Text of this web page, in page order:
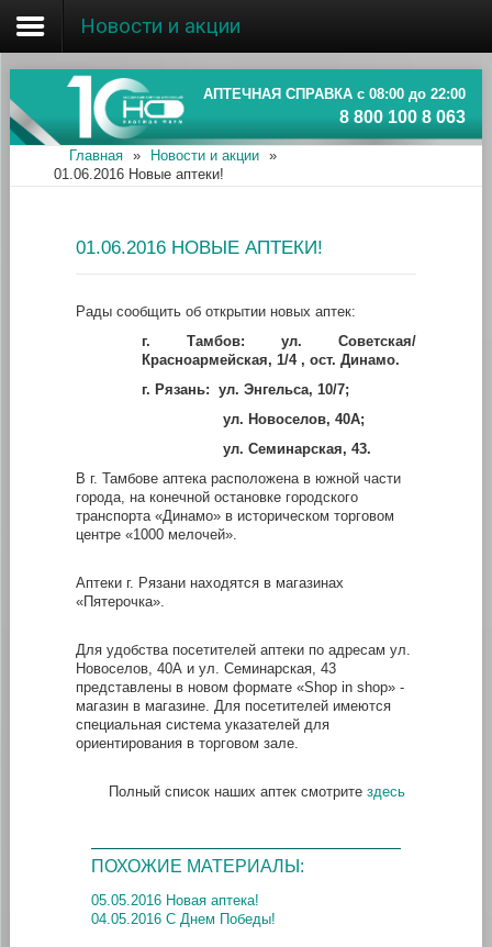
Главная
Об ассоциации
Наши аптеки
Информация
Новости и акции
АПТЕЧНАЯ СПРАВКА с 08:00 до 22:00
8 800 100 8 063
Главная » Новости и акции
»
01.06.2016 Новые аптеки!
01.06.2016 НОВЫЕ АПТЕКИ!
Рады сообщить об открытии новых аптек:
г. Тамбов: ул. Советская/
Красноармейская, 1/4 , ост. Динамо.
г. Рязань: ул. Энгельса, 10/7;
ул. Новоселов, 40А;
ул. Семинарская, 43.
В г. Тамбове аптека расположена в южной части
города, на конечной остановке городского
транспорта «Динамо» в историческом торговом
центре «1000 мелочей».
Аптеки г. Рязани находятся в магазинах
«Пятерочка».
Для удобства посетителей аптеки по адресам ул.
Новоселов, 40А и ул. Семинарская, 43
представлены в новом формате «Shop in shop» -
магазин в магазине. Для посетителей имеются
специальная система указателей для
ориентирования в торговом зале.
Полный список наших аптек смотрите здесь
ПОХОЖИЕ МАТЕРИАЛЫ:
05.05.2016 Новая аптека!
04.05.2016 С Днем Победы!